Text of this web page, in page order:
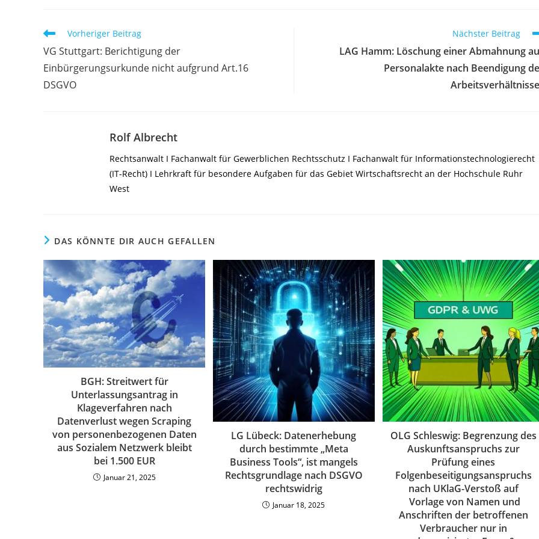
Weitere
ansehen
Vorheriger Beitrag
VG Stuttgart: Berichtigung der
Einbürgerungsurkunde nicht aufgrund Art.16
DSGVO
Nächster Beitrag
LAG Hamm: Löschung einer Abmahnung
Personalakte nach Beendigung
Rolf Albrecht
Rechtsanwalt I Fachanwalt für Gewerblichen Rechtsschutz I Fachanwalt für Informationstechnologierecht
(IT-Recht) I Lehrkraft für besondere Aufgaben für das Gebiet Wirtschaftsrecht an der Hochschule Ruhr
West
DAS KÖNNTE DIR AUCH GEFALLEN
BGH: Streitwert für
Unterlassungsantrag in
Klageverfahren nach
Datenverlust wegen Scraping
von personenbezogenen Daten
aus Sozialem Netzwerk bleibt
bei 1.500 EUR
Januar 21, 2025
LG Lübeck: Datenerhebung
durch bestimmte „Meta
Business Tools“, ist mangels
Rechtsgrundlage nach DSGVO
rechtswidrig
Januar 18, 2025
OLG Schleswig: Begrenzung des
Auskunftsanspruchs zur
Prüfung eines
Folgenbeseitigungsanspruchs
nach UKlaG-Verstoß auf
Vorlage von Namen und
Anschriften der betroffenen
Verbraucher nur in